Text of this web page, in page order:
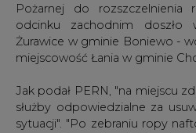
Pożarnej do rozszczelnienia
odcinku zachodnim doszło
Żurawice w gminie Boniewo -
miejscowość Łania w gminie
Jak podał PERN, "na miejscu
służby odpowiedzialne za
sytuacji". "Po zebraniu ropy